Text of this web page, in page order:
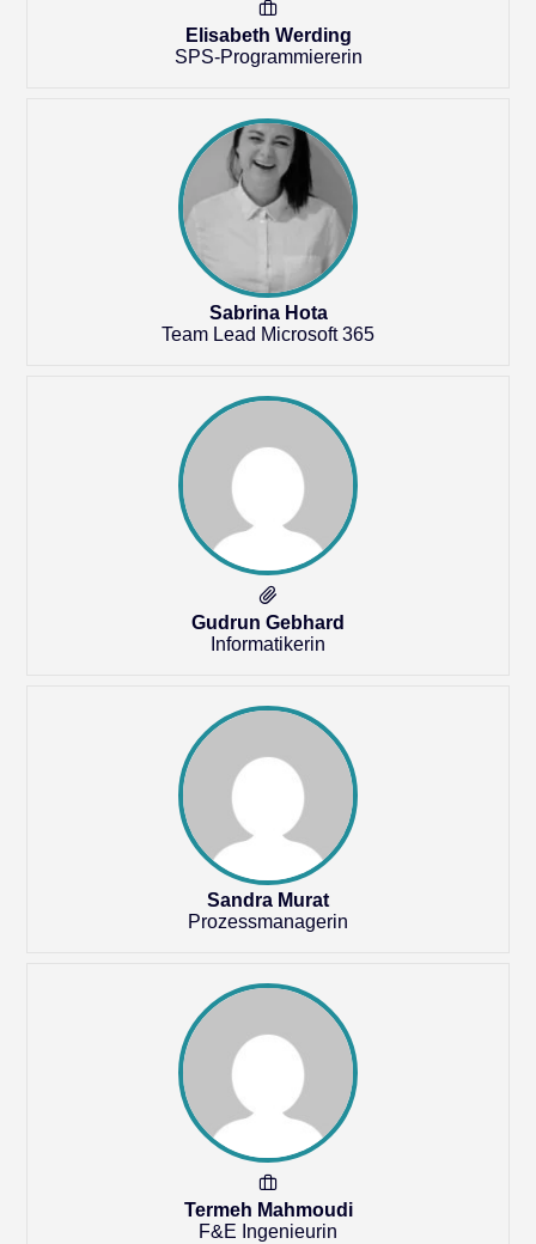
Elisabeth Werding
SPS-Programmiererin
Sabrina Hota
Team Lead Microsoft 365
Gudrun Gebhard
Informatikerin
Sandra Murat
Prozessmanagerin
Termeh Mahmoudi
F&E Ingenieurin